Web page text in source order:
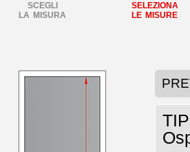
SCEGLI
LA MISURA
SELEZIONA
LE MISURE